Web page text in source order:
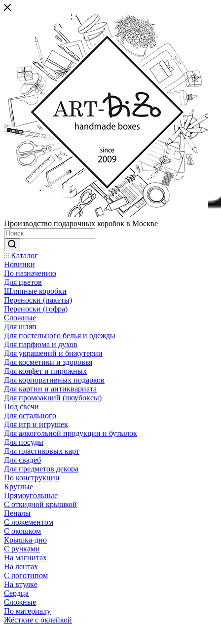
Производство подарочных коробок в Москве
Каталог
Новинки
По назначению
Для цветов
Шляпные коробки
Переноски (пакеты)
Переноски (гофра)
Сложные
Для шляп
Для постельного белья и одежды
Для парфюма и духов
Для украшений и бижутерии
Для косметики и здоровья
Для конфет и пирожных
Для корпоративных подарков
Для картин и антиквариата
Для промоакций (шоубоксы)
Под свечи
Для остального
Для игр и игрушек
Для алкогольной продукции и бутылок
Для посуды
Для пластиковых карт
Для свадеб
Для предметов декора
По конструкции
Круглые
Прямоугольные
С откидной крышкой
Пеналы
С ложементом
С окошком
Крышка-дно
С ручками
На магнитах
На лентах
С логотипом
На втулке
Сердца
Сложные
По материалу
Жёсткие с оклейкой